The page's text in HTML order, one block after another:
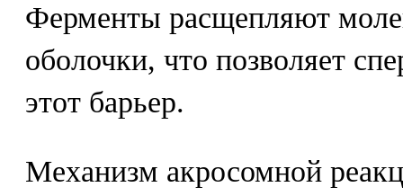
Ферменты расщепляют
оболочки, что позволяет
этот барьер.
Механизм акросомной